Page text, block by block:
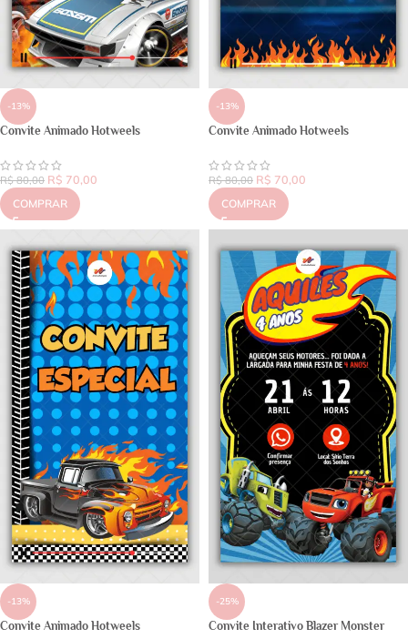
-13%
Convite Animado Hotweels
R$80,00 R$ 70,00
COMPRAR
-13%
Convite Animado Hotweels
R$80,00 R$ 70,00
COMPRAR
-13%
Convite Animado Hotweels
-25%
Convite Interativo Blazer Monster